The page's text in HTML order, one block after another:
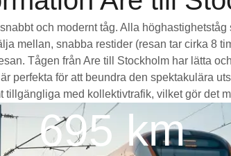
och modernt tåg. Alla
mellan, snabba restider (resan tar cirka 8
Tågen från Are till Stockholm har lätta
perfekta för att beundra den spektakulära
med kollektivtrafik, vilket gör det
695 km